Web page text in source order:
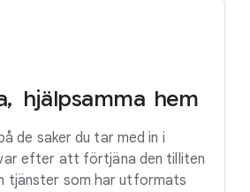
hjälpsamma hem
de saker du tar med in i
efter att förtjäna den tilliten
tjänster som har utformats